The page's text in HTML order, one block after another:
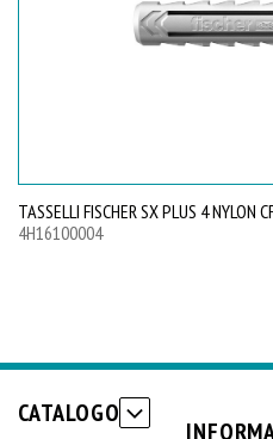
TASSELLI FISCHER SX PLUS 4 NYLON
4H16100004
CATALOGO